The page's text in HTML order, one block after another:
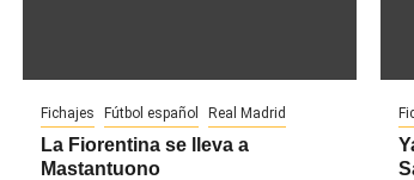
Fichajes Fútbol español Real Madrid
La Fiorentina se lleva a
Mastantuono